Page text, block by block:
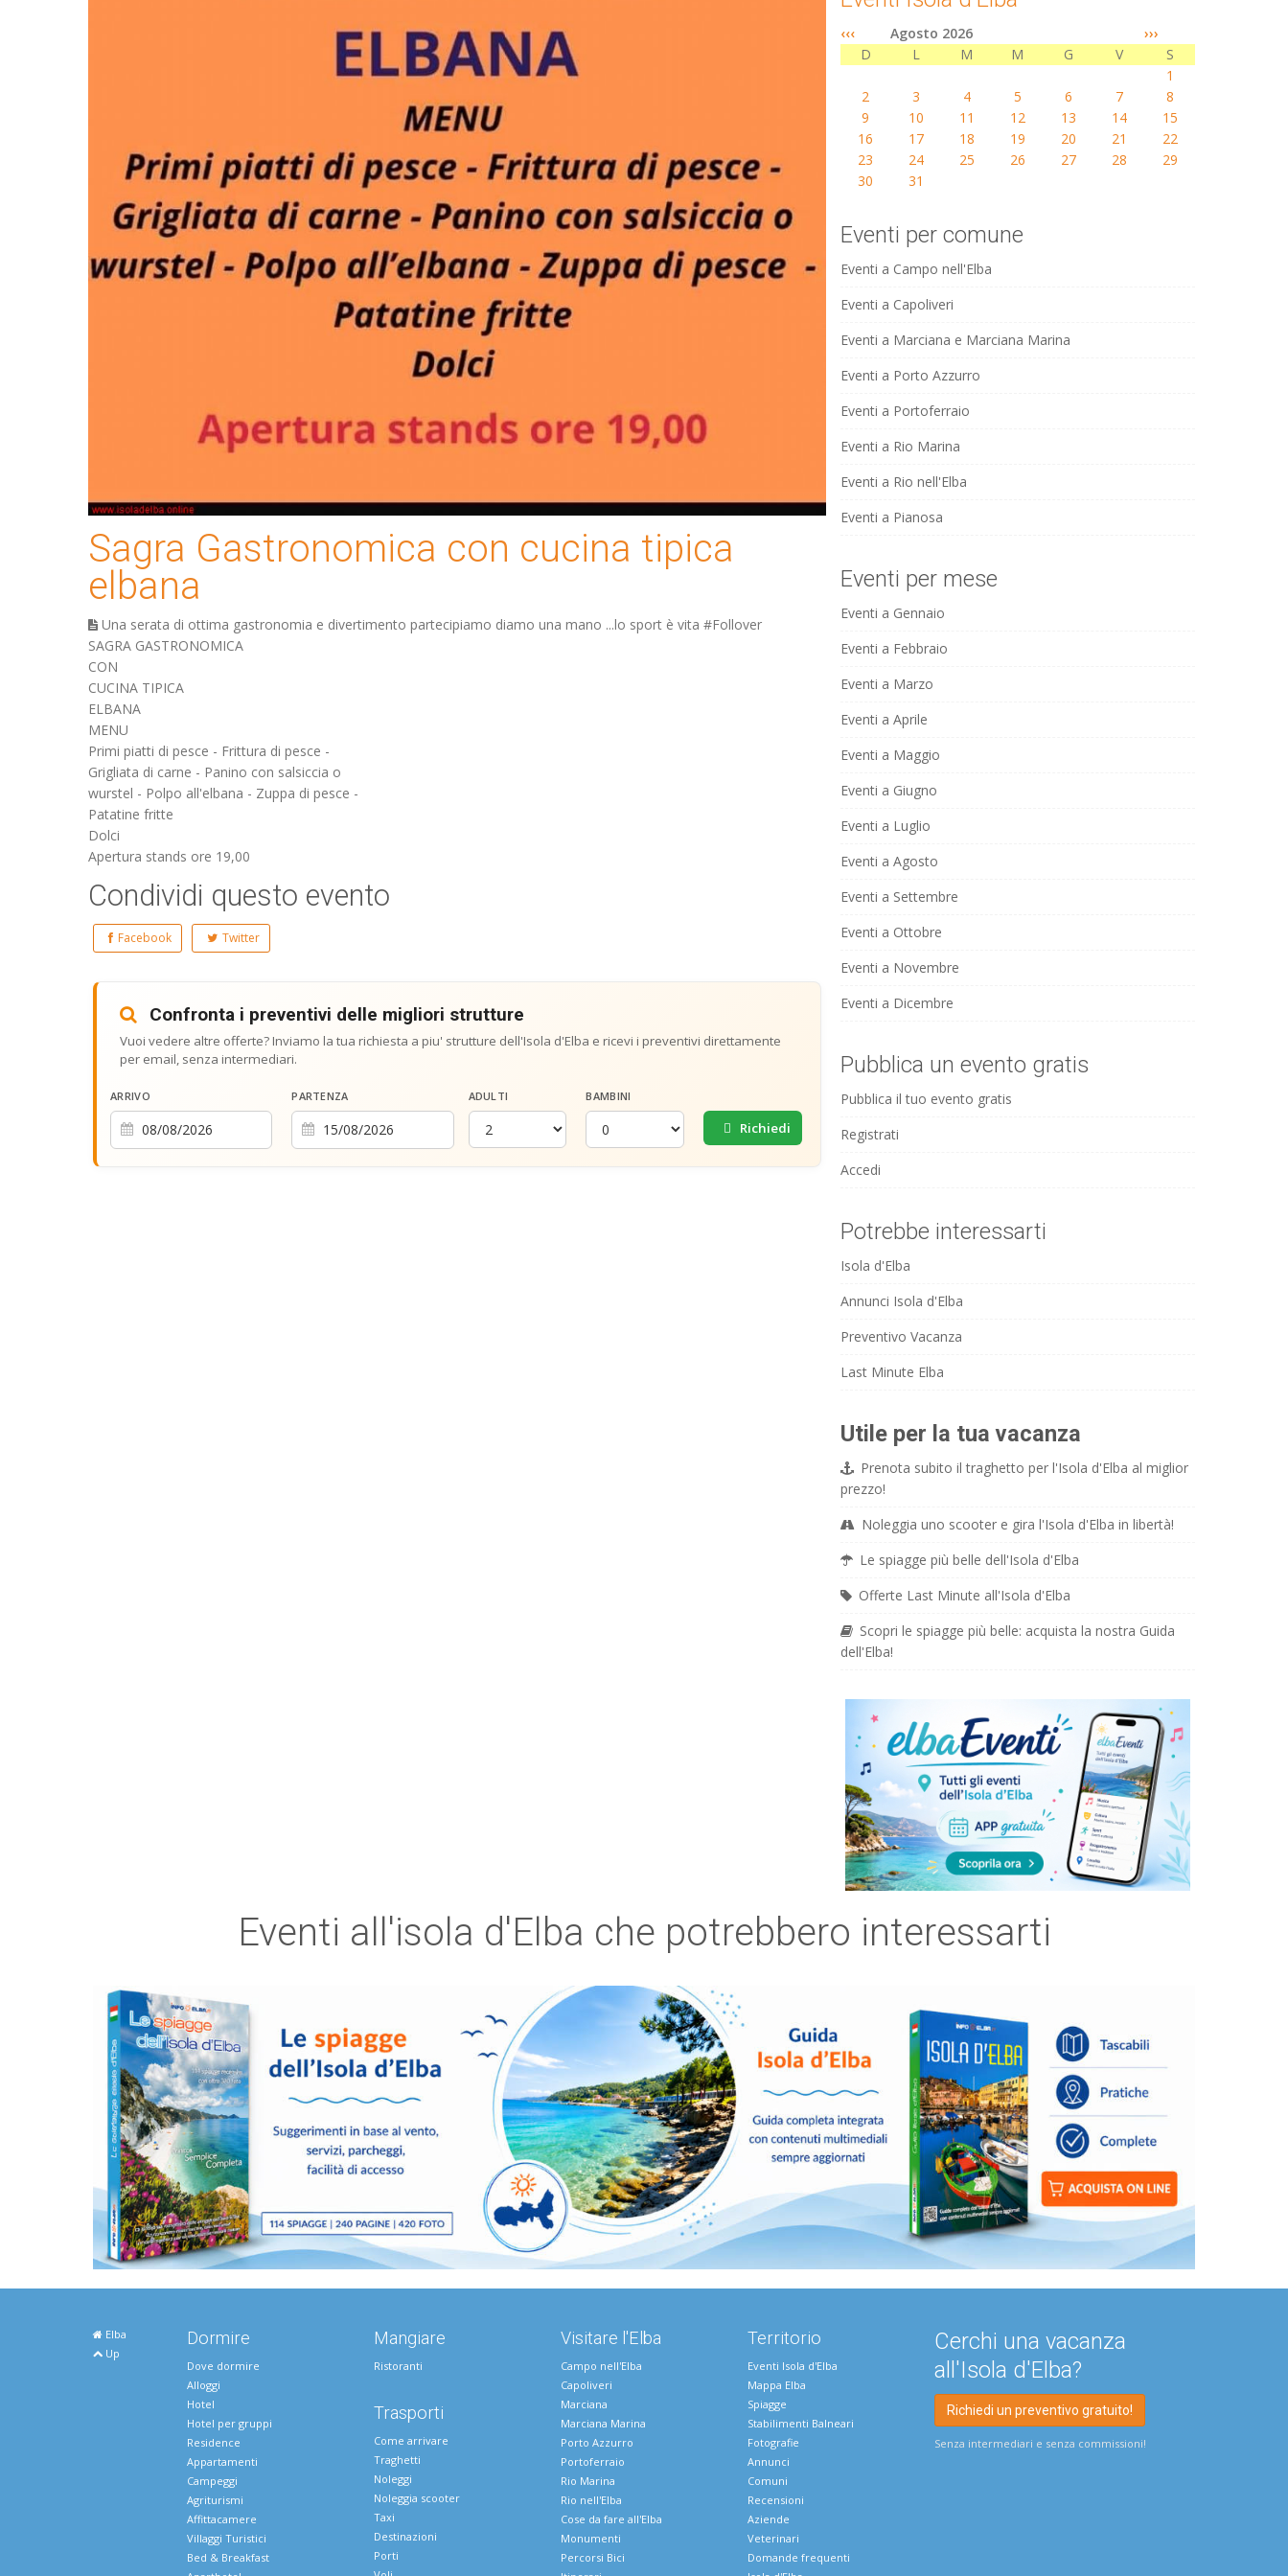
Sagra Gastronomica con cucina tipica
elbana
Una serata di ottima gastronomia e divertimento partecipiamo diamo una mano ...lo sport è vita #Follover
SAGRA GASTRONOMICA
CON
CUCINA TIPICA
ELBANA
MENU
Primi piatti di pesce - Frittura di pesce -
Grigliata di carne - Panino con salsiccia o
wurstel - Polpo all'elbana - Zuppa di pesce -
Patatine fritte
Dolci
Apertura stands ore 19,00
Condividi questo evento
Facebook Twitter
Confronta i preventivi delle migliori strutture
Vuoi vedere altre offerte? Inviamo la tua richiesta a piu' strutture dell'Isola d'Elba e ricevi i preventivi direttamente
per email, senza intermediari.
ARRIVO PARTENZA ADULTI BAMBINI
Richiedi
‹‹‹ Agosto 2026
›››
D
L M M G V
S
1
2
3 4 5 6 7
8
9
10 11 12 13 14
15
16
17 18 19 20 21
22
23
24 25 26 27 28
29
30
31
Eventi per comune
Eventi a Campo nell'Elba
Eventi a Capoliveri
Eventi a Marciana e Marciana Marina
Eventi a Porto Azzurro
Eventi a Portoferraio
Eventi a Rio Marina
Eventi a Rio nell'Elba
Eventi a Pianosa
Eventi per mese
Eventi a Gennaio
Eventi a Febbraio
Eventi a Marzo
Eventi a Aprile
Eventi a Maggio
Eventi a Giugno
Eventi a Luglio
Eventi a Agosto
Eventi a Settembre
Eventi a Ottobre
Eventi a Novembre
Eventi a Dicembre
Pubblica un evento gratis
Pubblica il tuo evento gratis
Registrati
Accedi
Potrebbe interessarti
Isola d'Elba
Annunci Isola d'Elba
Preventivo Vacanza
Last Minute Elba
Utile per la tua vacanza
Prenota subito il traghetto per l'Isola d'Elba al miglior
prezzo!
Noleggia uno scooter e gira l'Isola d'Elba in libertà!
Le spiagge più belle dell'Isola d'Elba
Offerte Last Minute all'Isola d'Elba
Scopri le spiagge più belle: acquista la nostra Guida
dell'Elba!
Eventi all'isola d'Elba che potrebbero interessarti
Elba
Up
Dormire
Dove dormire
Alloggi
Hotel
Hotel per gruppi
Residence
Appartamenti
Campeggi
Agriturismi
Affittacamere
Villaggi Turistici
Bed & Breakfast
Mangiare
Ristoranti
Trasporti
Come arrivare
Traghetti
Noleggi
Noleggia scooter
Taxi
Destinazioni
Porti
Visitare l'Elba
Campo nell'Elba
Capoliveri
Marciana
Marciana Marina
Porto Azzurro
Portoferraio
Rio Marina
Rio nell'Elba
Cose da fare all'Elba
Monumenti
Percorsi Bici
Territorio
Eventi Isola d'Elba
Mappa Elba
Spiagge
Stabilimenti Balneari
Fotografie
Annunci
Comuni
Recensioni
Aziende
Veterinari
Domande frequenti
Cerchi una vacanza
all'Isola d'Elba?
Richiedi un preventivo gratuito!
Senza intermediari e senza commissioni!